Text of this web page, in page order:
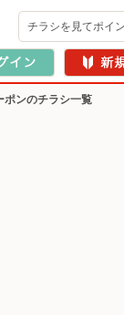
チラシを見てポイ
ポンのチラシ一覧